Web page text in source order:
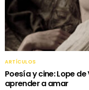
ARTÍCULOS
Poesía y cine: Lope
aprender a amar